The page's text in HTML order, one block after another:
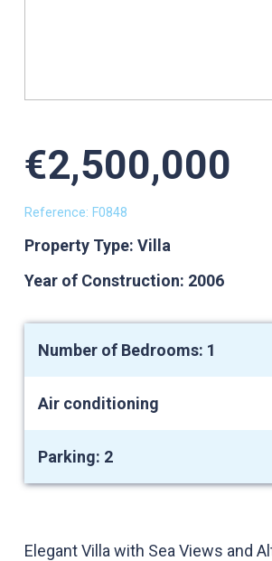
€2,500,000
Reference: F0848
Property Type: Villa
Year of Construction: 2006
Number of Bedrooms: 1
Air conditioning
Parking: 2
Elegant Villa with Sea Views and